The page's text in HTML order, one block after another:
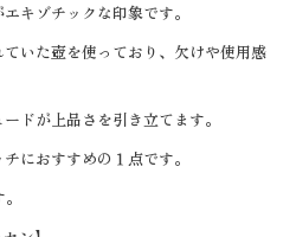
キゾチックな印象です。
いた壺を使っており、欠けや使用感
ドが上品さを引き立てます。
におすすめの１点です。